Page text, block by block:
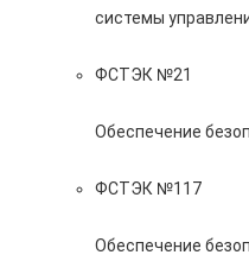
системы
ФСТЭК №21
Обеспечение
ФСТЭК №117
Обеспечение